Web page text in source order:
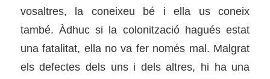
vosaltres, la coneixeu bé i ella us coneix
també. Àdhuc si la colonització hagués estat
una fatalitat, ella no va fer només mal. Malgrat
els defectes dels uns i dels altres, hi ha una